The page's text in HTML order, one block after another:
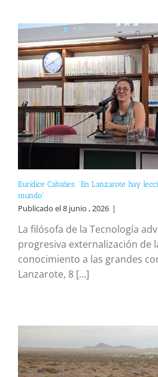
Eurídice Cabañes: “En Lanzarote hay
mundo”
Publicado el 8 junio , 2026 |
La filósofa de la Tecnología
progresiva externalización de
conocimiento a las grandes
Lanzarote, 8 [...]